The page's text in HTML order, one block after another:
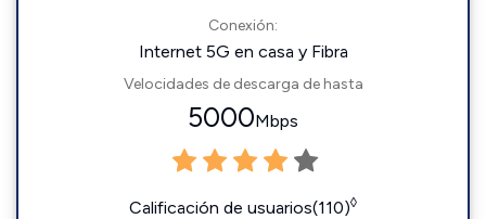
Conexión:
Internet 5G en casa y Fibra
Velocidades de descarga de hasta
5000Mbps
Calificación de usuarios(110)◊